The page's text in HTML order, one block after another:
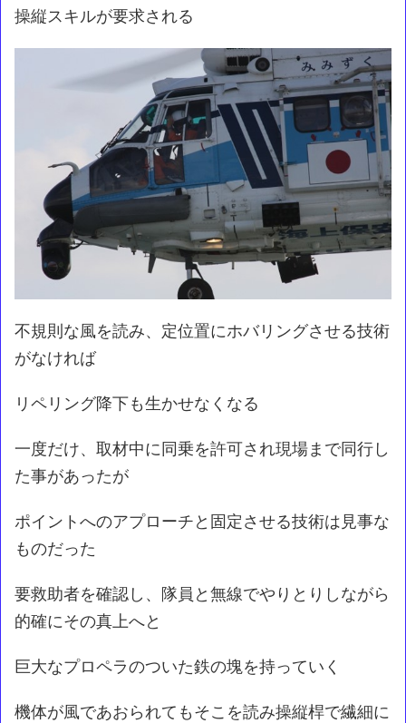
操縦スキルが要求される
不規則な風を読み、定位置にホバリングさせる技術
がなければ
リペリング降下も生かせなくなる
一度だけ、取材中に同乗を許可され現場まで同行し
た事があったが
ポイントへのアプローチと固定させる技術は見事な
ものだった
要救助者を確認し、隊員と無線でやりとりしながら
的確にその真上へと
巨大なプロペラのついた鉄の塊を持っていく
機体が風であおられてもそこを読み操縦桿で繊細に